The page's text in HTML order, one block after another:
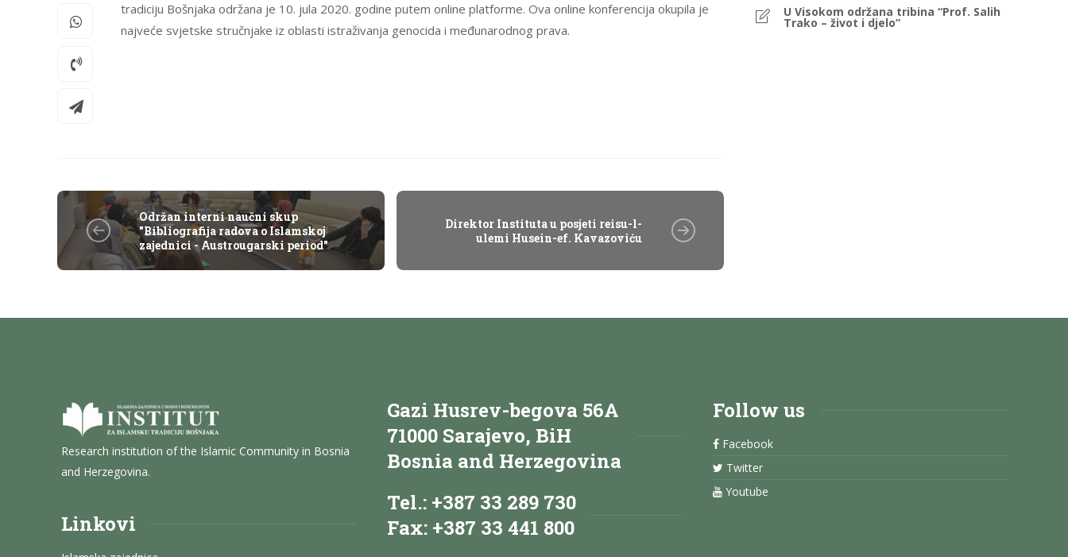
tradiciju Bošnjaka održana je 10. jula 2020. godine putem online platforme. Ova online konferencija okupila je
najveće svjetske stručnjake iz oblasti istraživanja genocida i međunarodnog prava.
Održan interni naučni skup
"Bibliografija radova o Islamskoj
zajednici - Austrougarski period"
Direktor Instituta u posjeti reisu-l-
ulemi Husein-ef. Kavazoviću
U Visokom održana tribina “Prof. Salih
Trako – život i djelo”
Research institution of the Islamic Community in Bosnia
and Herzegovina.
Linkovi
Gazi Husrev-begova 56A
71000 Sarajevo, BiH
Bosnia and Herzegovina
Tel.: +387 33 289 730
Fax: +387 33 441 800
Follow us
Facebook
Twitter
Youtube